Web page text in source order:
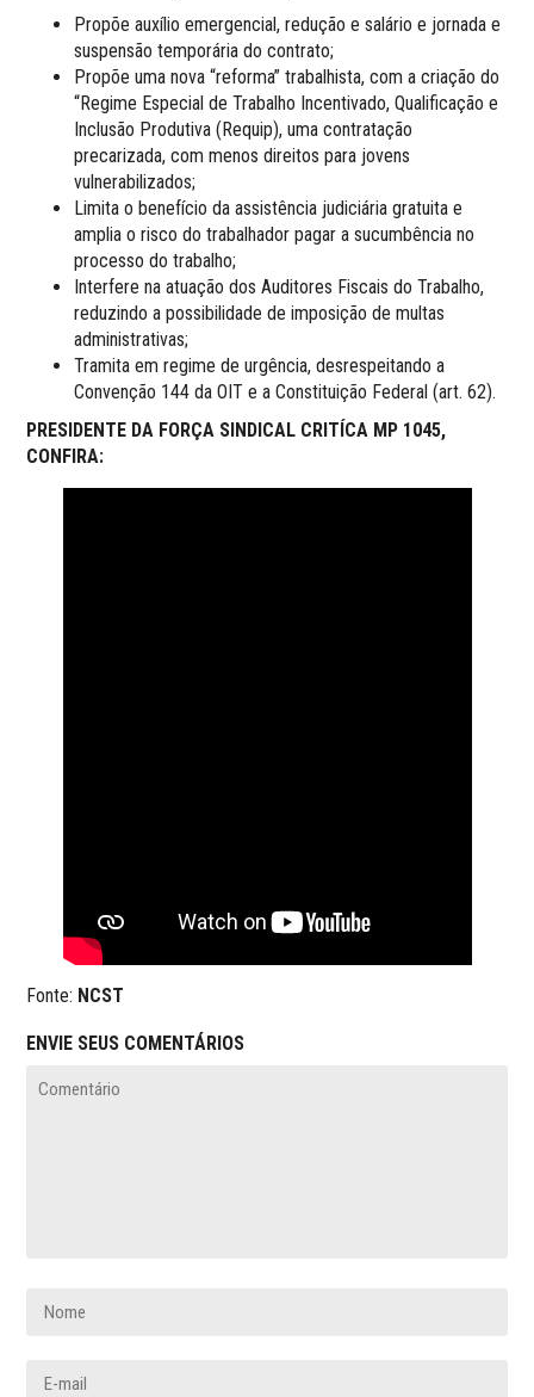
Propõe auxílio emergencial, redução e salário e jornada e
suspensão temporária do contrato;
Propõe uma nova “reforma” trabalhista, com a criação do
“Regime Especial de Trabalho Incentivado, Qualificação e
Inclusão Produtiva (Requip), uma contratação
precarizada, com menos direitos para jovens
vulnerabilizados;
Limita o benefício da assistência judiciária gratuita e
amplia o risco do trabalhador pagar a sucumbência no
processo do trabalho;
Interfere na atuação dos Auditores Fiscais do Trabalho,
reduzindo a possibilidade de imposição de multas
administrativas;
Tramita em regime de urgência, desrespeitando a
Convenção 144 da OIT e a Constituição Federal (art. 62).
PRESIDENTE DA FORÇA SINDICAL CRITÍCA MP 1045,
CONFIRA:
Fonte: NCST
ENVIE SEUS COMENTÁRIOS